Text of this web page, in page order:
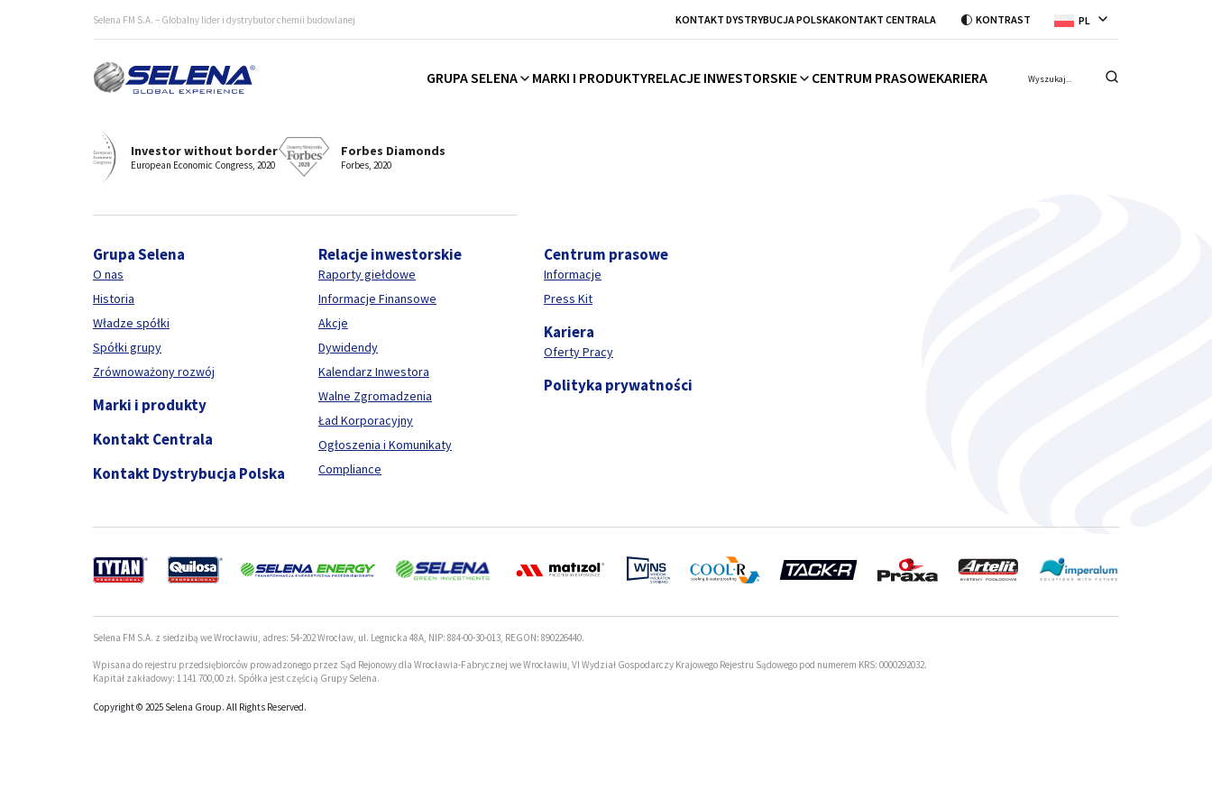
Selena FM S.A. – Globalny lider i dystrybutor chemii budowlanej KONTAKT DYSTRYBUCJA POLSKAKONTAKT CENTRALA KONTRAST PL
GRUPA SELENA MARKI I PRODUKTYRELACJE INWESTORSKIE CENTRUM PRASOWEKARIERA
Investor without border
European Economic Congress, 2020
Forbes Diamonds
Forbes, 2020
Grupa Selena
O nas
Historia
Władze spółki
Spółki grupy
Zrównoważony rozwój
Marki i produkty
Kontakt Centrala
Kontakt Dystrybucja Polska
Relacje inwestorskie
Raporty giełdowe
Informacje Finansowe
Akcje
Dywidendy
Kalendarz Inwestora
Walne Zgromadzenia
Ład Korporacyjny
Ogłoszenia i Komunikaty
Compliance
Centrum prasowe
Informacje
Press Kit
Kariera
Oferty Pracy
Polityka prywatności
Selena FM S.A. z siedzibą we Wrocławiu, adres: 54-202 Wrocław, ul. Legnicka 48A, NIP: 884-00-30-013, REGON: 890226440.
Wpisana do rejestru przedsiębiorców prowadzonego przez Sąd Rejonowy dla Wrocławia-Fabrycznej we Wrocławiu, VI Wydział Gospodarczy Krajowego Rejestru Sądowego pod numerem KRS: 0000292032.
Kapitał zakładowy: 1 141 700,00 zł. Spółka jest częścią Grupy Selena.
Copyright © 2025 Selena Group. All Rights Reserved.